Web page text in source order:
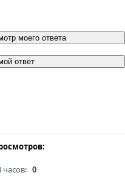
моего ответа
ответ
часов: 0